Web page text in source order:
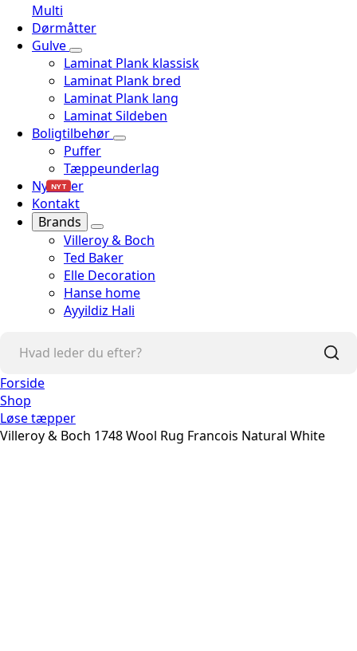
Multi
Dørmåtter
Gulve
Laminat Plank klassisk
Laminat Plank bred
Laminat Plank lang
Laminat Sildeben
Boligtilbehør
Puffer
Tæppeunderlag
Nyheder
NYT
Kontakt
Brands
Villeroy & Boch
Ted Baker
Elle Decoration
Hanse home
Ayyildiz Hali
Forside
Shop
Løse tæpper
Villeroy & Boch 1748 Wool Rug Francois Natural White